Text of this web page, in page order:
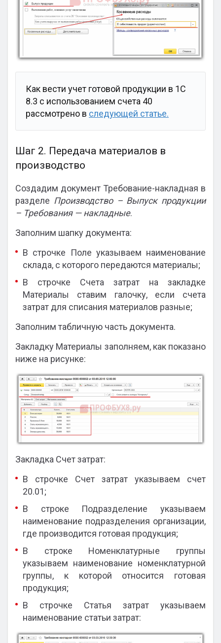
Как вести учет готовой продукции в 1С
8.3 с использованием счета 40
рассмотрено в следующей статье.
Шаг 2. Передача материалов в
производство
Создадим документ Требование-накладная в
разделе Производство – Выпуск продукции
– Требования — накладные.
Заполним шапку документа:
В строчке Поле указываем наименование
склада, с которого передаются материалы;
В строчке Счета затрат на закладке
Материалы ставим галочку, если счета
затрат для списания материалов разные;
Заполним табличную часть документа.
Закладку Материалы заполняем, как показано
ниже на рисунке:
Закладка Счет затрат:
В строчке Счет затрат указываем счет
20.01;
В строке Подразделение указываем
наименование подразделения организации,
где производится готовая продукция;
В строке Номенклатурные группы
указываем наименование номенклатурной
группы, к которой относится готовая
продукция;
В строчке Статья затрат указываем
наименование статьи затрат: